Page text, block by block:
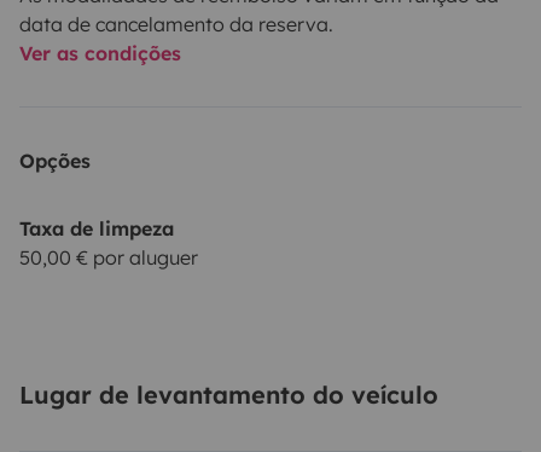
data de cancelamento da reserva.
Ver as condições
Opções
Taxa de limpeza
50,00 € por aluguer
Lugar de levantamento do veículo